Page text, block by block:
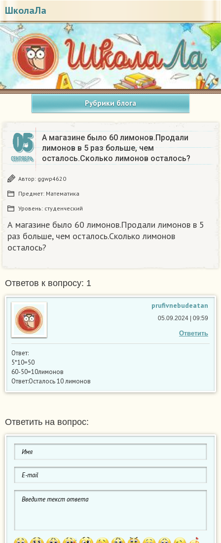
ШколаЛа
Рубрики блога
05
СЕНТЯБРЬ
А магазине было 60 лимонов.Продали
лимонов в 5 раз больше, чем
осталось.Сколько лимонов осталось?
Автор: ggwp4620
Предмет: Математика
Уровень: студенческий
А магазине было 60 лимонов.Продали лимонов в 5
раз больше, чем осталось.Сколько лимонов
осталось?
Ответов к вопросу: 1
prufivnebudeatan
Ответить
05.09.2024 | 09:59
Ответ:
5*10=50
60-50=10лимонов
Ответ:Осталось 10 лимонов
Ответить на вопрос: